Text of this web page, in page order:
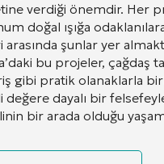
verdiği önemdir. Her
doğal ışığa
şunlar yer
bu projeler, çağdaş
gibi pratik olanaklarla
değere dayalı bir
bir arada olduğu